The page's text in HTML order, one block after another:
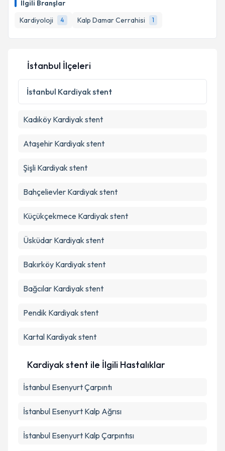
İlgili Branşlar
Kardiyoloji
4 Kalp Damar Cerrahisi 1
hazırlandığında e-posta ile bilgilendireceğiz.
E-posta Adresiniz
Kişisel verilerimin işlenmesine ilişkinAydınlatma
Metni
'ni okudum ve kişisel verilerimin belirtilen
kapsamda işlenmesini kabul ediyorum.
İstanbul İlçeleri
İstanbul Kardiyak stent
Kadıköy Kardiyak stent
Ataşehir Kardiyak stent
Şişli Kardiyak stent
Bahçelievler Kardiyak stent
Küçükçekmece Kardiyak stent
Üsküdar Kardiyak stent
Bakırköy Kardiyak stent
Bağcılar Kardiyak stent
Pendik Kardiyak stent
Kartal Kardiyak stent
Kardiyak stent ile İlgili Hastalıklar
İstanbul Esenyurt Çarpıntı
İstanbul Esenyurt Kalp Ağrısı
İstanbul Esenyurt Kalp Çarpıntısı